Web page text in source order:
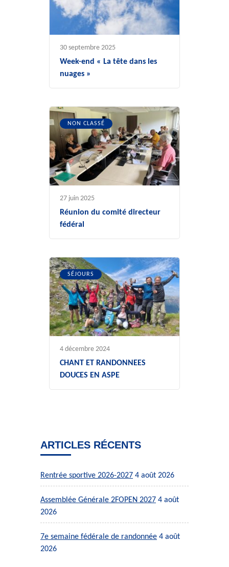
30 septembre 2025
Week-end « La tête dans les
nuages »
NON CLASSÉ
27 juin 2025
Réunion du comité directeur
fédéral
SÉJOURS
4 décembre 2024
CHANT ET RANDONNEES
DOUCES EN ASPE
ARTICLES RÉCENTS
Rentrée sportive 2026-2027 4 août 2026
Assemblée Générale 2FOPEN 2027 4 août
2026
7e semaine fédérale de randonnée 4 août
2026